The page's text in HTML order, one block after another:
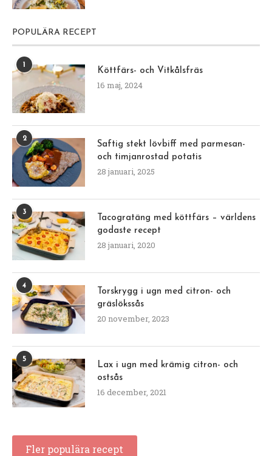
POPULÄRA RECEPT
Köttfärs- och Vitkålsfräs
16 maj, 2024
2
Saftig stekt lövbiff med parmesan-
och timjanrostad potatis
28 januari, 2025
3
Tacogratäng med köttfärs – världens
godaste recept
28 januari, 2020
4
Torskrygg i ugn med citron- och
gräslökssås
20 november, 2023
5
Lax i ugn med krämig citron- och
ostsås
16 december, 2021
Fler populära recept